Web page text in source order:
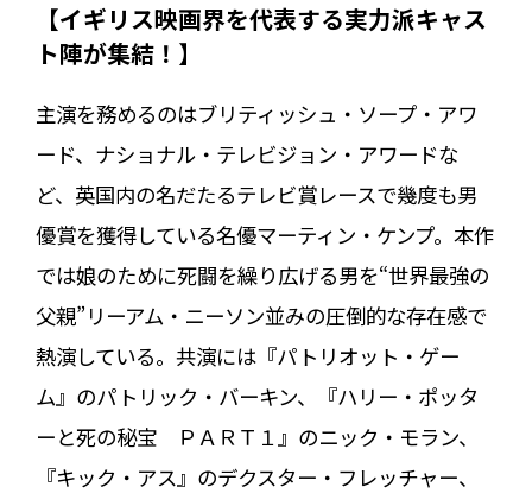
【イギリス映画界を代表する実力派キャス
ト陣が集結！】
主演を務めるのはブリティッシュ・ソープ・アワ
ード、ナショナル・テレビジョン・アワードな
ど、英国内の名だたるテレビ賞レースで幾度も男
優賞を獲得している名優マーティン・ケンプ。本作
では娘のために死闘を繰り広げる男を“世界最強の
父親”リーアム・ニーソン並みの圧倒的な存在感で
熱演している。共演には『パトリオット・ゲー
ム』のパトリック・バーキン、『ハリー・ポッタ
ーと死の秘宝 ＰＡＲＴ１』のニック・モラン、
『キック・アス』のデクスター・フレッチャー、